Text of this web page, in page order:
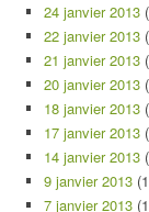
24 janvier 2013
22 janvier 2013
21 janvier 2013
20 janvier 2013
18 janvier 2013
17 janvier 2013
14 janvier 2013
9 janvier 2013
7 janvier 2013